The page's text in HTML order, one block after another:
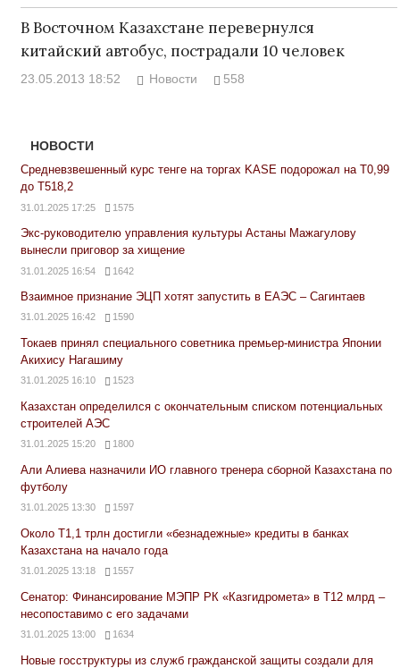
В Восточном Казахстане перевернулся
китайский автобус, пострадали 10 человек
23.05.2013 18:52 Новости 558
НОВОСТИ
Средневзвешенный курс тенге на торгах KASE подорожал на Т0,99
до Т518,2
31.01.2025 17:25 1575
Экс-руководителю управления культуры Астаны Мажагулову
вынесли приговор за хищение
31.01.2025 16:54 1642
Взаимное признание ЭЦП хотят запустить в ЕАЭС – Сагинтаев
31.01.2025 16:42 1590
Токаев принял специального советника премьер-министра Японии
Акихису Нагашиму
31.01.2025 16:10 1523
Казахстан определился с окончательным списком потенциальных
строителей АЭС
31.01.2025 15:20 1800
Али Алиева назначили ИО главного тренера сборной Казахстана по
футболу
31.01.2025 13:30 1597
Около Т1,1 трлн достигли «безнадежные» кредиты в банках
Казахстана на начало года
31.01.2025 13:18 1557
Сенатор: Финансирование МЭПР РК «Казгидромета» в Т12 млрд –
несопоставимо с его задачами
31.01.2025 13:00 1634
Новые госструктуры из служб гражданской защиты создали для